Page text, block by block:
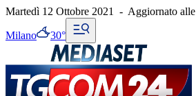
Martedì 12 Ottobre 2021 - Aggiornato alle
Milano 30°